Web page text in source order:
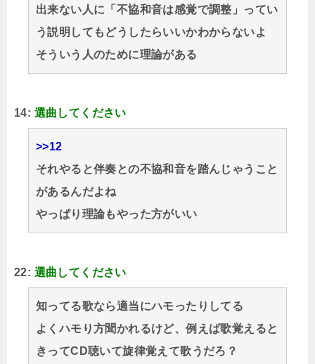
出来ない人に「不協和音は感覚で調整」ってい
う説明してもどうしたらいいかわからないよ
そういう人のために理論がある
14: 選曲してください
>>12
それやると伴奏との不協和音を踏んじゃうこと
があるんだよね
やっぱり理論もやった方がいい
22: 選曲してください
知ってる歌なら適当にハモったりしてる
よくハモり方聞かれるけど、例えば歌覚えると
きってCD聴いて旋律覚えて歌うだろ？